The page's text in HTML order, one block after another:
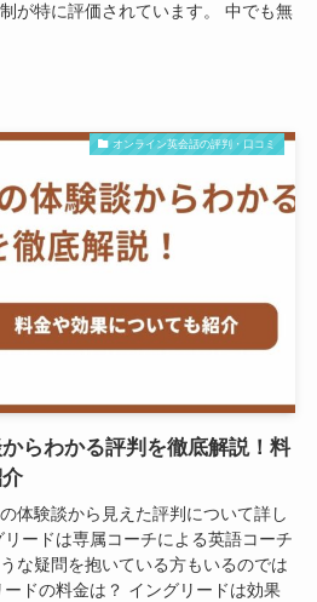
が特に評価されています。 中でも無
オンライン英会話の評判・口コミ
らわかる評判を徹底解説！料
体験談から見えた評判について詳し
ードは専属コーチによる英語コーチ
な疑問を抱いている方もいるのでは
ドの料金は？ イングリードは効果